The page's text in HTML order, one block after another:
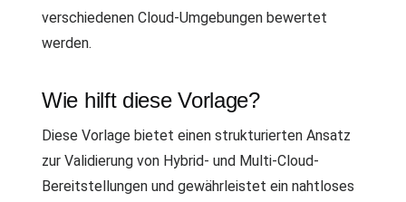
verschiedenen Cloud-Umgebungen bewertet
werden.
Wie hilft diese Vorlage?
Diese Vorlage bietet einen strukturierten Ansatz
zur Validierung von Hybrid- und Multi-Cloud-
Bereitstellungen und gewährleistet ein nahtloses